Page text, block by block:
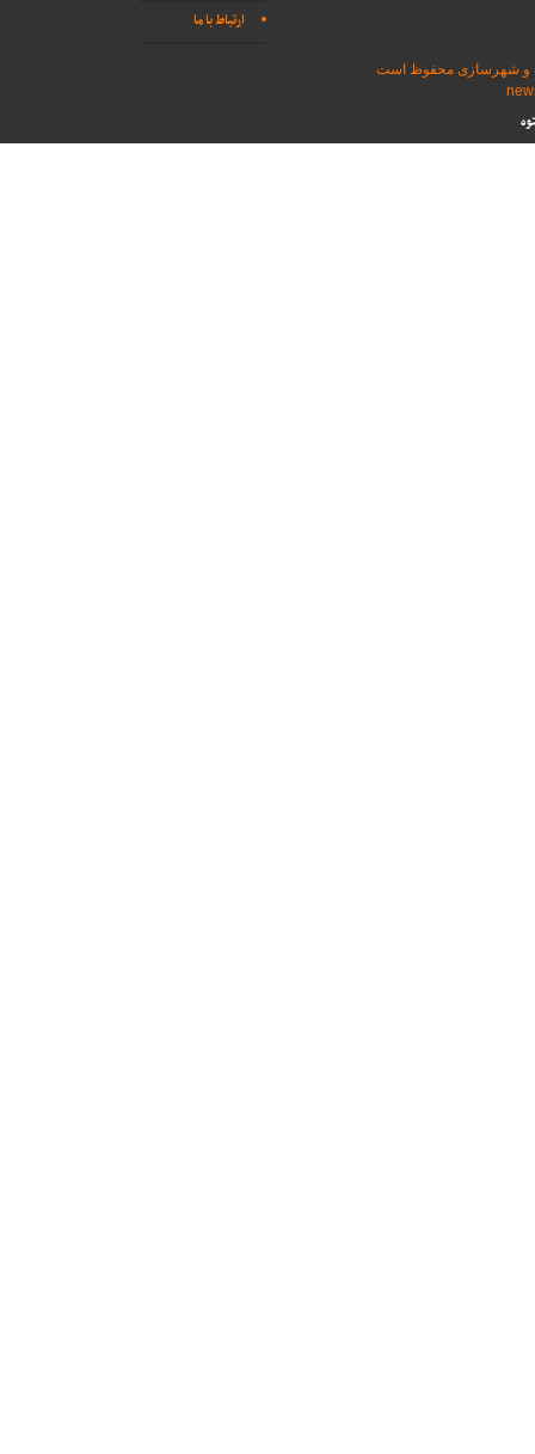
ارتباط با ما
و شهرسازی محفوظ است